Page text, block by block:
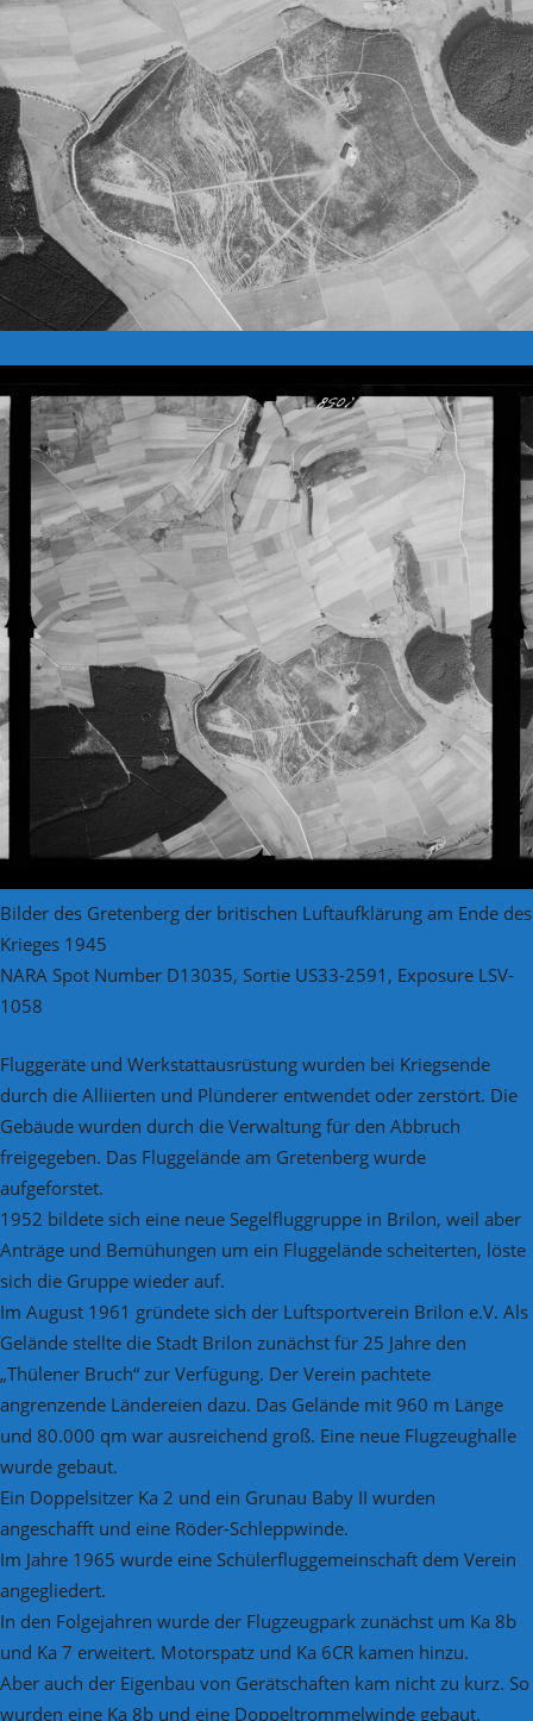
Bilder des Gretenberg der britischen Luftaufklärung am Ende des
Krieges 1945
NARA Spot Number D13035, Sortie US33-2591, Exposure LSV-
1058
Fluggeräte und Werkstattausrüstung wurden bei Kriegsende
durch die Alliierten und Plünderer entwendet oder zerstört. Die
Gebäude wurden durch die Verwaltung für den Abbruch
freigegeben. Das Fluggelände am Gretenberg wurde
aufgeforstet.
1952 bildete sich eine neue Segelfluggruppe in Brilon, weil aber
Anträge und Bemühungen um ein Fluggelände scheiterten, löste
sich die Gruppe wieder auf.
Im August 1961 gründete sich der Luftsportverein Brilon e.V. Als
Gelände stellte die Stadt Brilon zunächst für 25 Jahre den
„Thülener Bruch“ zur Verfügung. Der Verein pachtete
angrenzende Ländereien dazu. Das Gelände mit 960 m Länge
und 80.000 qm war ausreichend groß. Eine neue Flugzeughalle
wurde gebaut.
Ein Doppelsitzer Ka 2 und ein Grunau Baby II wurden
angeschafft und eine Röder-Schleppwinde.
Im Jahre 1965 wurde eine Schülerfluggemeinschaft dem Verein
angegliedert.
In den Folgejahren wurde der Flugzeugpark zunächst um Ka 8b
und Ka 7 erweitert. Motorspatz und Ka 6CR kamen hinzu.
Aber auch der Eigenbau von Gerätschaften kam nicht zu kurz. So
wurden eine Ka 8b und eine Doppeltrommelwinde gebaut.